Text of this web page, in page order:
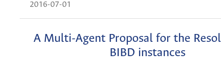
2016-07-01
A Multi-Agent Proposal for the
BIBD instances